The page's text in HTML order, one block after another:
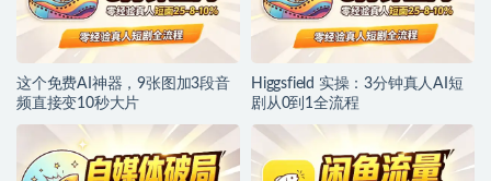
这个免费AI神器，9张图加3段音
频直接变10秒大片
Higgsfield 实操：3分钟真人AI短
剧从0到1全流程